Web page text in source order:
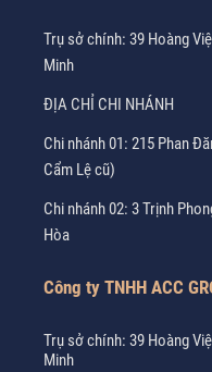
Trụ sở chính: 39 Hoàng
Minh
ĐỊA CHỈ CHI NHÁNH
Chi nhánh 01: 215 Phan
Cẩm Lệ cũ)
Chi nhánh 02: 3 Trịnh
Hòa
Công ty TNHH ACC
Trụ sở chính: 39 Hoàng
Minh